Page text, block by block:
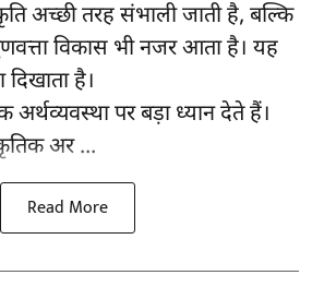
अच्छी तरह संभाली जाती है, बल्कि
विकास भी नजर आता है। यह
दिखाता है।
अर्थव्यवस्था पर बड़ा ध्यान देते हैं।
अर ...
Read More